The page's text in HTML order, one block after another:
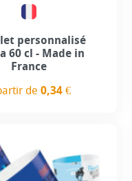
personnalisé
60 cl - Made in
France
de0,34 €